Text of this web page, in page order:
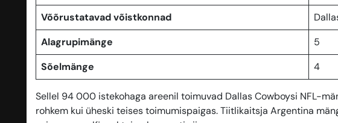
Võõrustatavad võistkonnad
Alagrupimänge
5
Sõelmänge
4
Sellel 94 000 istekohaga areenil toimuvad Dallas Cowboysi NFL-
rohkem kui üheski teises toimumispaigas. Tiitlikaitsja Argentina